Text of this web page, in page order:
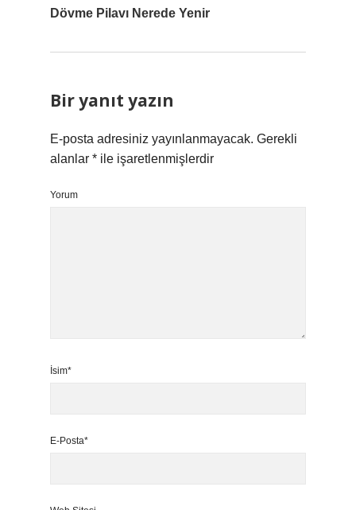
Dövme Pilavı Nerede Yenir
Bir yanıt yazın
E-posta adresiniz yayınlanmayacak. Gerekli
alanlar * ile işaretlenmişlerdir
Yorum
İsim*
E-Posta*